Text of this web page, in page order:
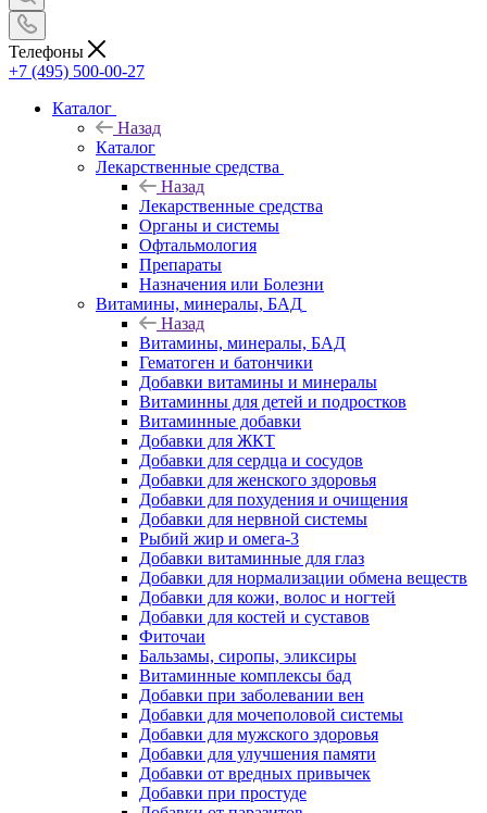
Телефоны
+7 (495) 500-00-27
Каталог
Назад
Каталог
Лекарственные средства
Назад
Лекарственные средства
Органы и системы
Офтальмология
Препараты
Назначения или Болезни
Витамины, минералы, БАД
Назад
Витамины, минералы, БАД
Гематоген и батончики
Добавки витамины и минералы
Витаминны для детей и подростков
Витаминные добавки
Добавки для ЖКТ
Добавки для сердца и сосудов
Добавки для женского здоровья
Добавки для похудения и очищения
Добавки для нервной системы
Рыбий жир и омега-3
Добавки витаминные для глаз
Добавки для нормализации обмена веществ
Добавки для кожи, волос и ногтей
Добавки для костей и суставов
Фиточаи
Бальзамы, сиропы, эликсиры
Витаминные комплексы бад
Добавки при заболевании вен
Добавки для мочеполовой системы
Добавки для мужского здоровья
Добавки для улучшения памяти
Добавки от вредных привычек
Добавки при простуде